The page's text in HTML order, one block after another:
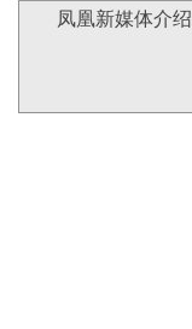
凤凰新媒体介绍